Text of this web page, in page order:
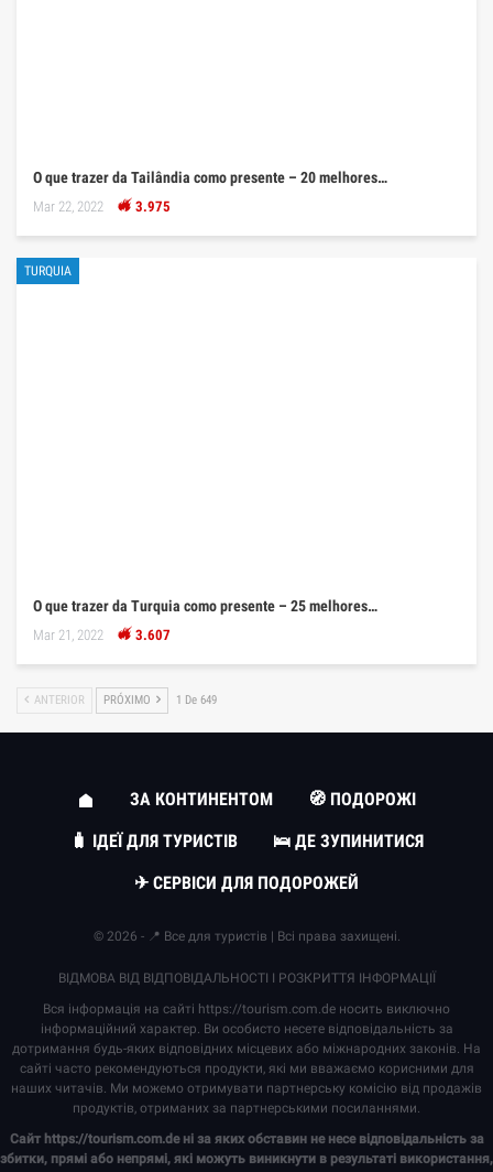
O que trazer da Tailândia como presente – 20 melhores…
Mar 22, 2022 3.975
TURQUIA
O que trazer da Turquia como presente – 25 melhores…
Mar 21, 2022 3.607
ANTERIOR PRÓXIMO 1 De 649
ЗА КОНТИНЕНТОМ
🧭 ПОДОРОЖІ
🧳 ІДЕЇ ДЛЯ ТУРИСТІВ
🛌 ДЕ ЗУПИНИТИСЯ
✈ СЕРВІСИ ДЛЯ ПОДОРОЖЕЙ
© 2026 - 📍 Все для туристів | Всі права захищені.
ВІДМОВА ВІД ВІДПОВІДАЛЬНОСТІ І РОЗКРИТТЯ ІНФОРМАЦІЇ
Вся інформація на сайті https://tourism.com.de носить виключно
інформаційний характер. Ви особисто несете відповідальність за
дотримання будь-яких відповідних місцевих або міжнародних законів. На
сайті часто рекомендуються продукти, які ми вважаємо корисними для
наших читачів. Ми можемо отримувати партнерську комісію від продажів
продуктів, отриманих за партнерськими посиланнями.
Сайт https://tourism.com.deні за яких обставин не несе відповідальність за
збитки, прямі або непрямі, які можуть виникнути в результаті використання,